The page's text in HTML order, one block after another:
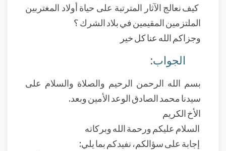
كيف نعالج الآثار المترتبة على حياة أولاد المغتربين
الملتزمين المقيمين في بلاد الشرك ؟
وجزاكم الله عنا كل خير
الجواب:
بسم الله الرحمن الرحيم والصلاة والسلام على
سيدنا محمد الصادق الوعد الأمين وبعد.
الأخ الكريم
السلام عليكم ورحمة الله وبركاته
إجابة على سؤالكم، نفيدكم بما يلي: